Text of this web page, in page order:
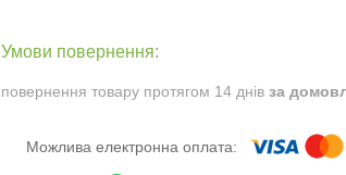
повернення товару протягом 14 днів за